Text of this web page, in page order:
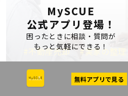
#不動産売却 #実家の整理
お金のやりくり
MySCUE
公式アプリ登場！
困ったときに相談・質問が
もっと気軽にできる！
無料アプリで見る